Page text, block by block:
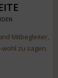
Mitbegleiter,
zu sagen.